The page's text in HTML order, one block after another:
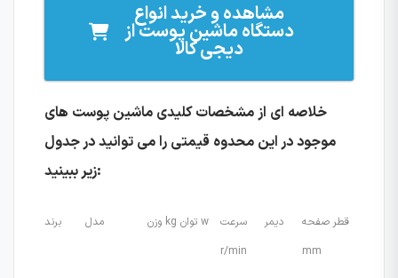
مشاهده و خرید انواع
دستگاه ماشین پوست از
دیجی کالا
خلاصه ای از مشخصات کلیدی ماشین پوست های
موجود در این محدوه قیمتی را می توانید در جدول
زیر ببینید:
برند مدل وزن kg توان w
سرعت
r/min
دیمر
قطر صفحه
mm